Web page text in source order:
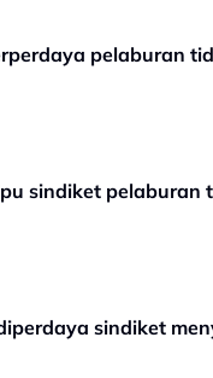
pelaburan
sindiket pelaburan
sindiket